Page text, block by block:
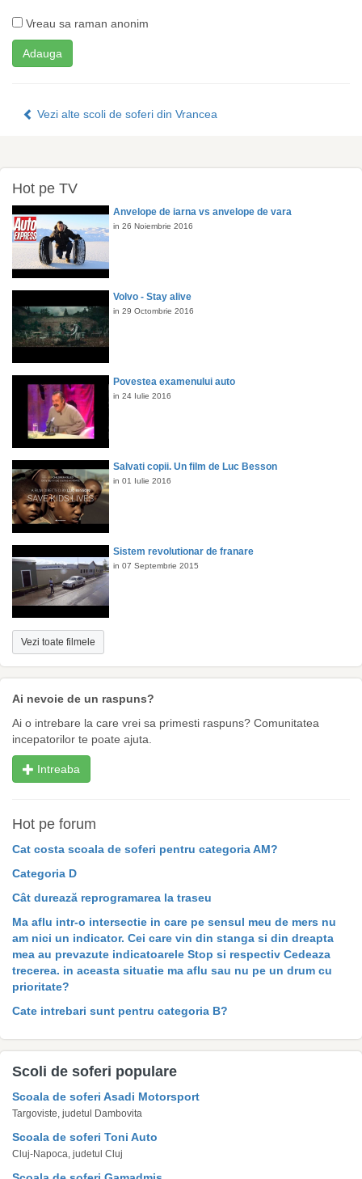
Vreau sa raman anonim
Vezi alte scoli de soferi din Vrancea
Hot pe TV
Anvelope de iarna vs anvelope de vara
in 26 Noiembrie 2016
Volvo - Stay alive
in 29 Octombrie 2016
Povestea examenului auto
in 24 Iulie 2016
Salvati copii. Un film de Luc Besson
in 01 Iulie 2016
Sistem revolutionar de franare
in 07 Septembrie 2015
Vezi toate filmele
Ai nevoie de un raspuns?
Ai o intrebare la care vrei sa primesti raspuns? Comunitatea
incepatorilor te poate ajuta.
Intreaba
Hot pe forum
Cat costa scoala de soferi pentru categoria AM?
Categoria D
Cât durează reprogramarea la traseu
Ma aflu intr-o intersectie in care pe sensul meu de mers nu
am nici un indicator. Cei care vin din stanga si din dreapta
mea au prevazute indicatoarele Stop si respectiv Cedeaza
trecerea. in aceasta situatie ma aflu sau nu pe un drum cu
prioritate?
Cate intrebari sunt pentru categoria B?
Scoli de soferi populare
Scoala de soferi Asadi Motorsport
Targoviste, judetul Dambovita
Scoala de soferi Toni Auto
Cluj-Napoca, judetul Cluj